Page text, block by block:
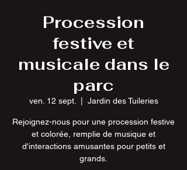
Procession
festive et
musicale dans le
parc
ven. 12 sept. Jardin des Tuileries
Rejoignez-nous pour une procession festive
et colorée, remplie de musique et
d'interactions amusantes pour petits et
grands.